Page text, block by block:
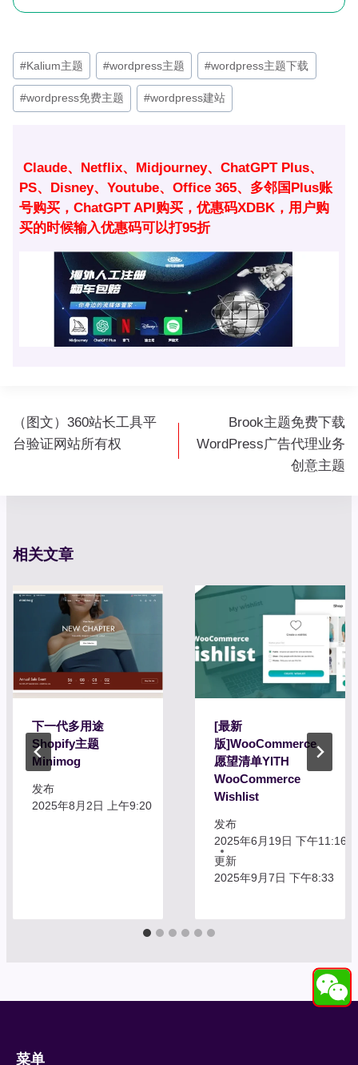
文
章
标
#Kalium主题 #wordpress主题 #wordpress主题下载
#wordpress免费主题 #wordpress建站
Claude、Netflix、Midjourney、ChatGPT Plus、
PS、Disney、Youtube、Office 365、多邻国Plus账
号购买，ChatGPT API购买，优惠码XDBK，用户购
买的时候输入优惠码可以打95折
文
章
（图文）360站长工具平
台验证网站所有权
Brook主题免费下载
WordPress广告代理业务
创意主题
相关文章
下一代多用途
Shopify主题
Minimog
发布
2025年8月2日 上午9:20
[最新
版]WooCommerce
愿望清单YITH
WooCommerce
Wishlist
发布
2025年6月19日 下午11:16
更新
2025年9月7日 下午8:33
菜单